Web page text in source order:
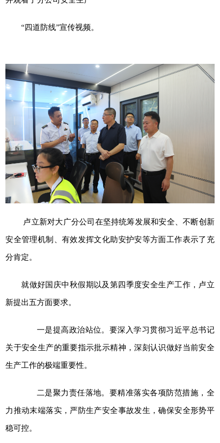
“四道防线”宣传视频。
卢立新对大广分公司在坚持统筹发展和安全、不断创新
安全管理机制、有效发挥文化助安护安等方面工作表示了充
分肯定。
就做好国庆中秋假期以及第四季度安全生产工作，卢立
新提出五方面要求。
一是提高政治站位。要深入学习贯彻习近平总书记
关于安全生产的重要指示批示精神，深刻认识做好当前安全
生产工作的极端重要性。
二是聚力责任落地。要精准落实各项防范措施，全
力推动末端落实，严防生产安全事故发生，确保安全形势平
稳可控。